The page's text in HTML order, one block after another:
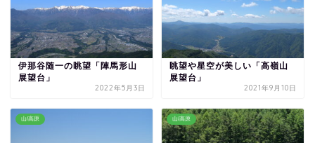
伊那谷随一の眺望「陣馬形山
展望台」
2022年5月3日
眺望や星空が美しい「高嶺山
展望台」
2021年9月10日
山/高原 山/高原